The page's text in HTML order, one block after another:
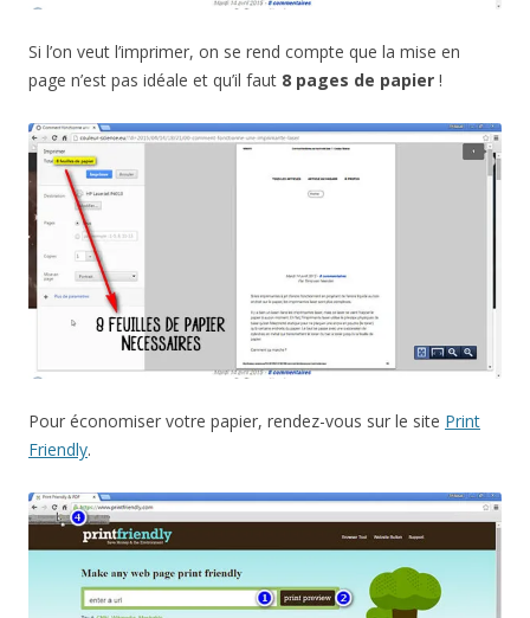
Si l’on veut l’imprimer, on se rend compte que la mise en
page n’est pas idéale et qu’il faut 8 pages de papier !
Pour économiser votre papier, rendez-vous sur le site Print
Friendly.